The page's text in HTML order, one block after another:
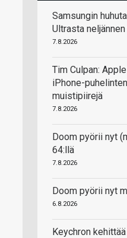
Samsungin
Ultrasta
7.8.2026
Tim Culpan:
iPhone-
muistipiirejä
7.8.2026
Doom pyörii nyt
64:llä
7.8.2026
Doom pyörii nyt
6.8.2026
Keychron